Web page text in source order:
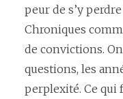
peur de s’y
Chroniques
de convictions.
questions, les
perplexité. Ce qui